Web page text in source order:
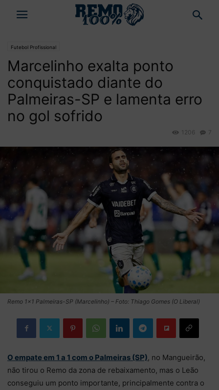
Futebol Profissional
Marcelinho exalta ponto
conquistado diante do
Palmeiras-SP e lamenta erro
no gol sofrido
7
1206
Remo 1×1 Palmeiras-SP (Marcelinho) – Foto: Thiago Gomes (O Liberal)
O empate em 1 a 1 com o Palmeiras (SP), no Mangueirão,
não tirou o Remo da zona de rebaixamento, mas o Leão
conseguiu um ponto importante, principalmente contra o